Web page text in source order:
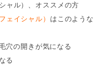
ャル）、オススメの方
ェイシャル） はこのような
穴の開きが気になる
る